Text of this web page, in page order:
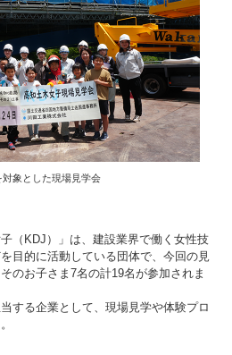
象とした現場見学会
（KDJ）」は、建設業界で働く女性技
目的に活動している団体で、今回の見
のお子さま7名の計19名が参加されま
する企業として、現場見学や体験プロ